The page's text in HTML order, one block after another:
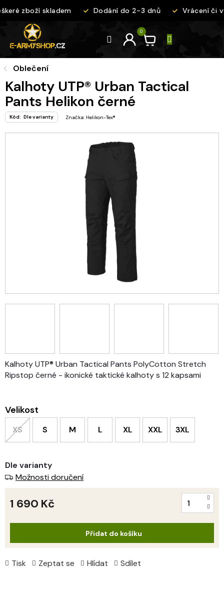
na
zboží skladem Dodání do 2-3 dnů Vrácení či
Oblečení
Kalhoty UTP® Urban Tactical
Pants Helikon černé
Kód: Dle varianty Značka: Helikon-Tex®
Velikost
XS S M L XL XXL 3XL
Kalhoty UTP® Urban Tactical Pants PolyCotton Stretch
Ripstop černé - ikonické taktické kalhoty s 12 kapsami
Tisk Zeptat se Hlídat Sdílet
Dle varianty
Možnosti doručení
1 690 Kč
Přidat do košíku